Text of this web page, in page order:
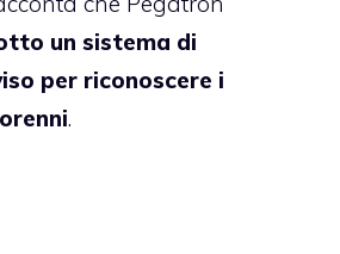
un sistema di
per riconoscere i
.